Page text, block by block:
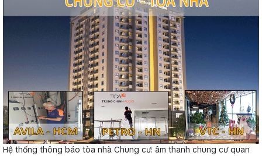
Hệ thống thông báo tòa nhà Chung cư: âm thanh chung cư quan